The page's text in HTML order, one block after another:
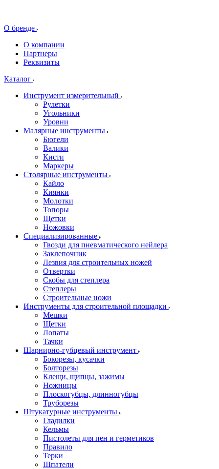
О бренде
О компании
Партнеры
Реквизиты
Каталог
Инструмент измерительный
Рулетки
Угольники
Уровни
Малярные инструменты
Бюгели
Валики
Кисти
Маркеры
Столярные инструменты
Кайло
Киянки
Молотки
Топоры
Щетки
Ножовки
Специализированные
Гвозди для пневматического нейлера
Заклепочник
Лезвия для строительных ножей
Отвертки
Скобы для степлера
Степлеры
Строительные ножи
Инструменты для строительной площадки
Мешки
Щетки
Лопаты
Тачки
Шарнирно-губцевый инструмент
Бокорезы, кусачки
Болторезы
Клещи, щипцы, зажимы
Ножницы
Плоскогубцы, длинногубцы
Труборезы
Штукатурные инструменты
Гладилки
Кельмы
Пистолеты для пен и герметиков
Правило
Терки
Шпатели